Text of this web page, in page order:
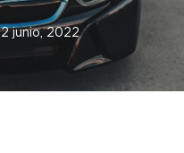
2 junio, 2022